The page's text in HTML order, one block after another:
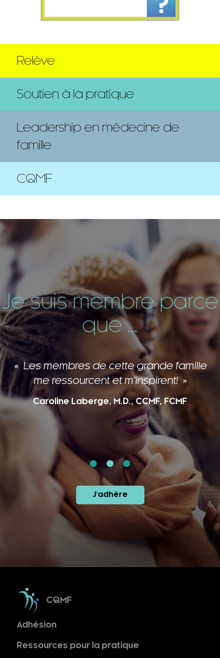
Relève
Soutien à la pratique
Leadership en médecine de
famille
CQMF
Je suis membre parce
que ...
Les membres de cette grande famille
me ressourcent et m’inspirent!
Caroline Laberge, M.D., CCMF, FCMF
J'adhère
CQMF
Adhésion
Ressources pour la pratique